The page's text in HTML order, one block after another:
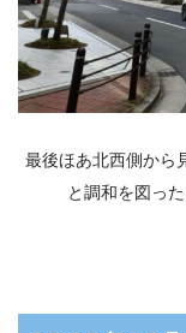
最後ほあ北西側から
と調和を図っ